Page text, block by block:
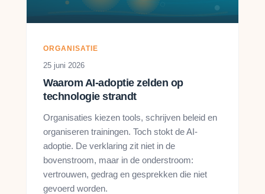
ORGANISATIE
25 juni 2026
Waarom AI-adoptie zelden op
technologie strandt
Organisaties kiezen tools, schrijven beleid en
organiseren trainingen. Toch stokt de AI-
adoptie. De verklaring zit niet in de
bovenstroom, maar in de onderstroom:
vertrouwen, gedrag en gesprekken die niet
gevoerd worden.